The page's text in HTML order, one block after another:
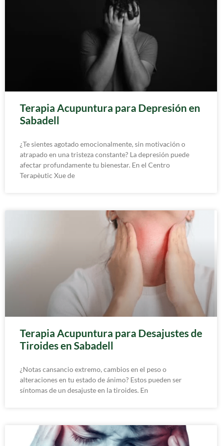
Terapia Acupuntura para Depresión en
Sabadell
¿Te sientes agotado emocionalmente, sin motivación o
atrapado en una tristeza constante? La depresión puede
afectar profundamente tu bienestar. En el Centro
Terapèutic Xue de
Terapia Acupuntura para Desajustes de
Tiroides en Sabadell
¿Notas cansancio extremo, cambios en el peso o
alteraciones en tu estado de ánimo? Estos pueden ser
síntomas de un desajuste en la tiroides. En